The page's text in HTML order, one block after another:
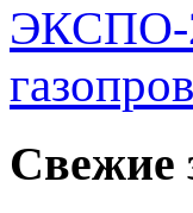
ЭКСПО-
Свежие